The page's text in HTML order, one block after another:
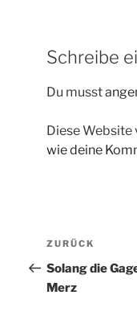
Schreibe
Du musst
Diese Website
wie deine
Vorheriger
Beitrag
ZURÜCK
Solang die
Merz